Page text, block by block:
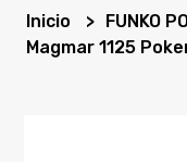
Inicio FUNKO
Magmar 1125